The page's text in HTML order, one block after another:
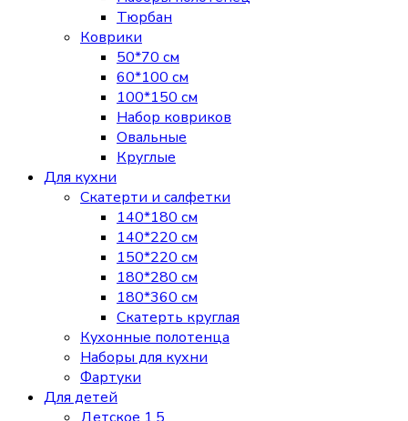
Тюрбан
Коврики
50*70 см
60*100 см
100*150 см
Набор ковриков
Овальные
Круглые
Для кухни
Скатерти и салфетки
140*180 см
140*220 см
150*220 см
180*280 см
180*360 см
Скатерть круглая
Кухонные полотенца
Наборы для кухни
Фартуки
Для детей